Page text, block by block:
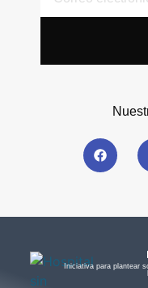
Iniciativa para plantear